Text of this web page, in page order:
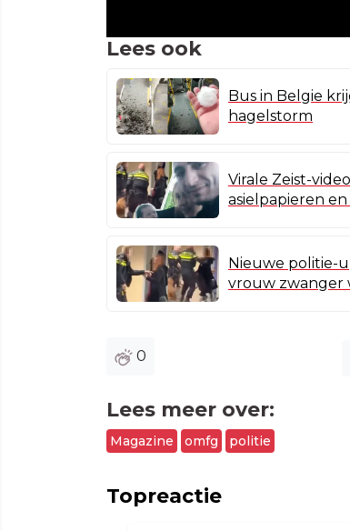
Lees ook
Bus in Belgie
hagelstorm
Virale Zeist-
asielpapieren
Nieuwe politie-
vrouw zwanger
0
Lees meer over:
Magazine omfg politie
Topreactie